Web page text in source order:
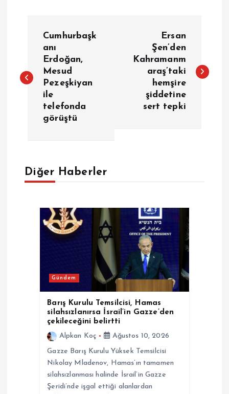
z
z
Cumhurbaşk
anı
Erdoğan,
Mesud
Pezeşkiyan
ile
telefonda
görüştü
Ersan
Şen’den
Kahramanm
araş’taki
hemşire
şiddetine
sert tepki
Diğer Haberler
Gündem
Barış Kurulu Temsilcisi, Hamas
silahsızlanırsa İsrail’in Gazze’den
çekileceğini belirtti
Alpkan Koç
Ağustos 10, 2026
Gazze Barış Kurulu Yüksek Temsilcisi
Nikolay Mladenov, Hamas’ın tamamen
silahsızlanması halinde İsrail’in Gazze
Şeridi’nde işgal ettiği alanlardan